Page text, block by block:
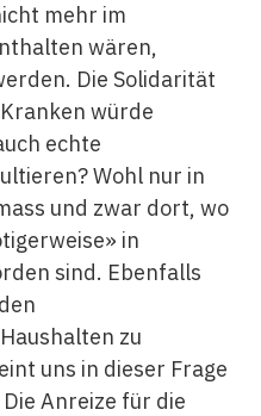
mehr im
wären,
Die Solidarität
würde
echte
Wohl nur in
und zwar dort, wo
in
sind. Ebenfalls
zu
uns in dieser Frage
Anreize für die